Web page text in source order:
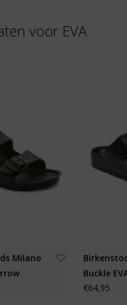
voor EVA
Milano
Buckle
€64,95